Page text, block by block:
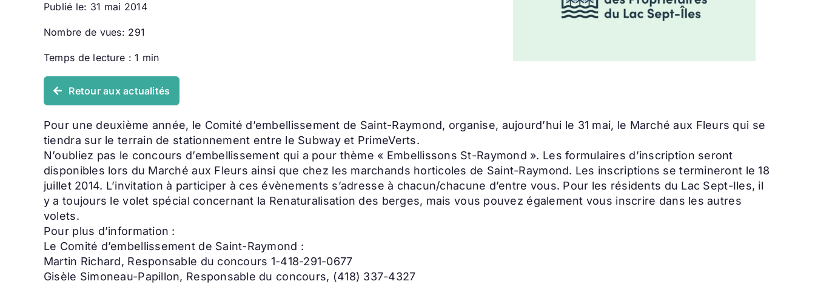
Publié le: 31 mai 2014
Nombre de vues: 291
Temps de lecture : 1 min
Retour aux actualités
Pour une deuxième année, le Comité d’embellissement de Saint-Raymond, organise, aujourd’hui le 31 mai, le Marché aux Fleurs qui se
tiendra sur le terrain de stationnement entre le Subway et PrimeVerts.
N’oubliez pas le concours d’embellissement qui a pour thème « Embellissons St-Raymond ». Les formulaires d’inscription seront
disponibles lors du Marché aux Fleurs ainsi que chez les marchands horticoles de Saint-Raymond. Les inscriptions se termineront le 18
juillet 2014. L’invitation à participer à ces évènements s’adresse à chacun/chacune d’entre vous. Pour les résidents du Lac Sept-Iles, il
y a toujours le volet spécial concernant la Renaturalisation des berges, mais vous pouvez également vous inscrire dans les autres
volets.
Pour plus d’information :
Le Comité d’embellissement de Saint-Raymond :
Martin Richard, Responsable du concours 1-418-291-0677
Gisèle Simoneau-Papillon, Responsable du concours, (418) 337-4327